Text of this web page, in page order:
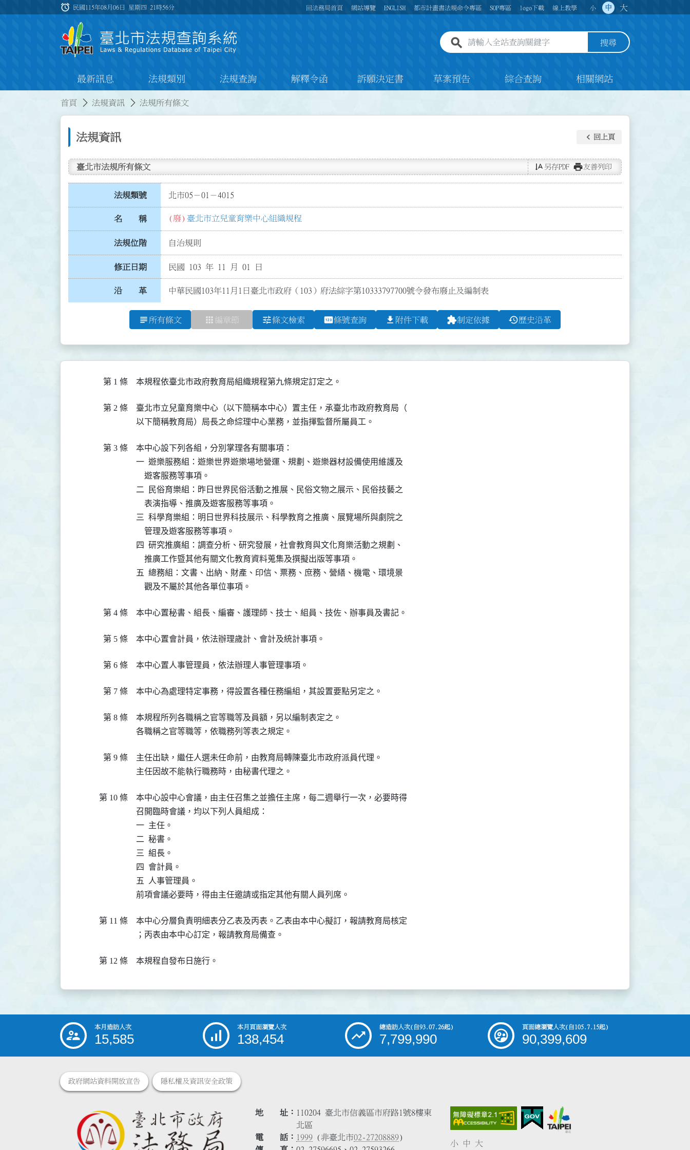
:::
alarm 民國115年08月06日 星期四21時56分 回法務局首頁 網站導覽 ENGLISH 都市計畫書法規命令專區 SOP專區 logo下載 線上教學 小 中 大
全站查詢關鍵字欄位 搜尋
最新訊息 法規類別 法規查詢 解釋令函 訴願決定書 草案預告 綜合查詢 相關網站
首頁 法規資訊 法規所有條文
法規資訊 keyboard_arrow_left 回上頁
臺北市法規所有條文 text_rotate_vertical 另存PDF print友善列印
法規類號 北市05－01－4015
名 稱 (廢) 臺北市立兒童育樂中心組織規程
法規位階 自治規則
修正日期 民國 103 年 11 月 01 日
沿 革 中華民國103年11月1日臺北市政府（103）府法綜字第10333797700號令發布廢止及編制表
subject 所有條文 apps 編章節 tune條文檢索 pin條號查詢 file_download 附件下載 extension制定依據 history歷史沿革
第 1 條 本規程依臺北市政府教育局組織規程第九條規定訂定之。
第 2 條
臺北市立兒童育樂中心（以下簡稱本中心）置主任，承臺北市政府教育局（
以下簡稱教育局）局長之命綜理中心業務，並指揮監督所屬員工。
第 3 條
本中心設下列各組，分別掌理各有關事項：
一  遊樂服務組：遊樂世界遊樂場地營運、規劃、遊樂器材設備使用維護及
    遊客服務等事項。
二  民俗育樂組：昨日世界民俗活動之推展、民俗文物之展示、民俗技藝之
    表演指導、推廣及遊客服務等事項。
三  科學育樂組：明日世界科技展示、科學教育之推廣、展覽場所與劇院之
    管理及遊客服務等事項。
四  研究推廣組：調查分析、研究發展，社會教育與文化育樂活動之規劃、
    推廣工作暨其他有關文化教育資料蒐集及撰擬出版等事項。
五  總務組：文書、出納、財產、印信、票務、庶務、營繕、機電、環境景
    觀及不屬於其他各單位事項。
第 4 條 本中心置秘書、組長、編審、護理師、技士、組員、技佐、辦事員及書記。
第 5 條 本中心置會計員，依法辦理歲計、會計及統計事項。
第 6 條 本中心置人事管理員，依法辦理人事管理事項。
第 7 條 本中心為處理特定事務，得設置各種任務編組，其設置要點另定之。
第 8 條
本規程所列各職稱之官等職等及員額，另以編制表定之。
各職稱之官等職等，依職務列等表之規定。
第 9 條
主任出缺，繼任人選未任命前，由教育局轉陳臺北市政府派員代理。
主任因故不能執行職務時，由秘書代理之。
第 10 條
本中心設中心會議，由主任召集之並擔任主席，每二週舉行一次，必要時得
召開臨時會議，均以下列人員組成：
一  主任。
二  秘書。
三  組長。
四  會計員。
五  人事管理員。
前項會議必要時，得由主任邀請或指定其他有關人員列席。
第 11 條
本中心分層負責明細表分乙表及丙表。乙表由本中心擬訂，報請教育局核定
；丙表由本中心訂定，報請教育局備查。
第 12 條 本規程自發布日施行。
::: 本月造訪人次
15,585
本月頁面瀏覽人次
138,454
總造訪人次(自93.07.26起)
7,799,990
頁面總瀏覽人次(自105.7.15起)
90,399,609
政府網站資料開放宣告 隱私權及資訊安全政策
地 址
110204 臺北市信義區市府路1號8樓東
北區
電 話
1999 (非臺北市02-27208889)
小 中 大